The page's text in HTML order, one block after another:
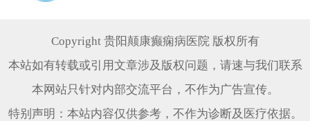
Copyright 贵阳颠康癫痫病医院 版权所有
本站如有转载或引用文章涉及版权问题，请速与我们联系
本网站只针对内部交流平台，不作为广告宣传。
特别声明：本站内容仅供参考，不作为诊断及医疗依据。